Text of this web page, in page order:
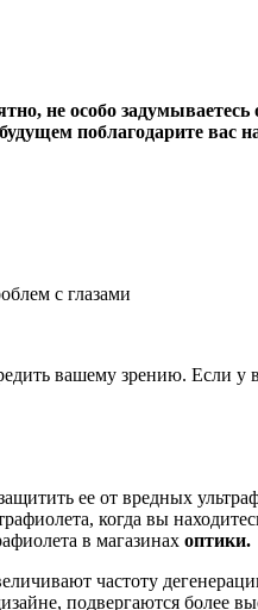
не особо
поблагодарите вас
вашему зрению. Если у
ее от вредных
когда вы
в магазинах оптики.
частоту
подвергаются более